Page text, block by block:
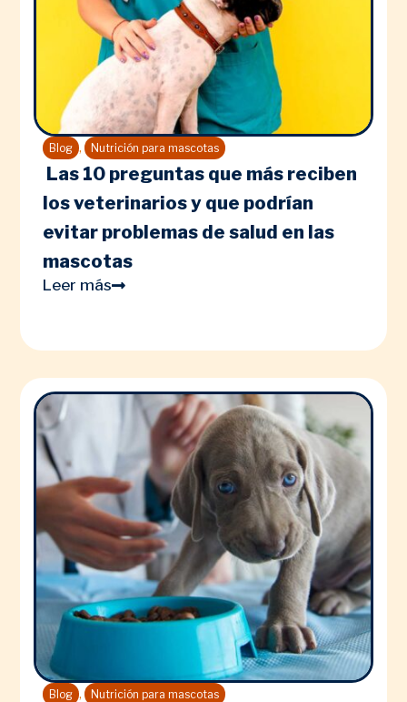
Blog , Nutrición para mascotas
Las 10 preguntas que más reciben
los veterinarios y que podrían
evitar problemas de salud en las
mascotas
Leer más
Blog , Nutrición para mascotas